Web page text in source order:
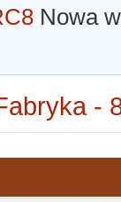
Nowa
-